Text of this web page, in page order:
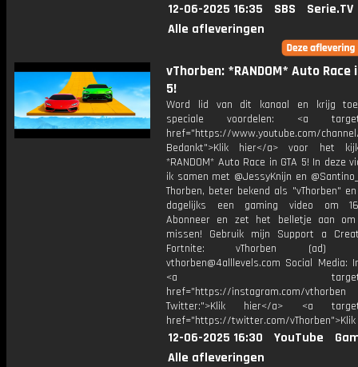
12-06-2025 16:35 SBS
Serie.TV
Alle afleveringen
vThorben: *RANDOM* Auto Race
5!
Word lid van dit kanaal en krijg
speciale voordelen: <a
href="https://www.youtube.com/channel/
Bedankt">Klik hier</a> voor het
*RANDOM* Auto Race in GTA 5! In deze
ik samen met @JessyKnijn en
Thorben, beter bekend als "vThorben"
dagelijks een gaming video om
Abonneer en zet het belletje aan
missen! Gebruik mijn Support a
Fortnite: vThorben (ad)
vthorben@4alllevels.com Social Media:
<a
href="https://instagram.com/vthorben
Twitter:">Klik hier</a> <a
href="https://twitter.com/
12-06-2025 16:30 YouTube
Alle afleveringen